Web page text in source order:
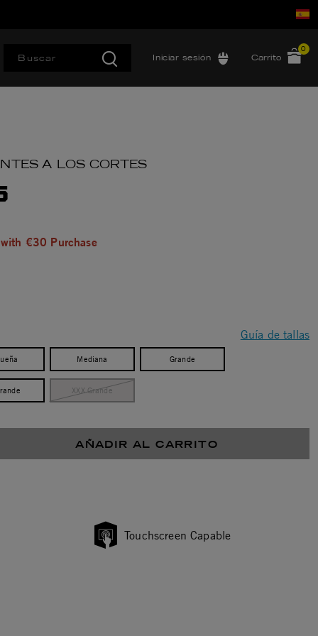
Iniciar sesión Carrito
0
A LOS CORTES
with €30 Purchase
Guía de tallas
Mediana Grande
XXX Grande
AÑADIR AL CARRITO
Touchscreen Capable